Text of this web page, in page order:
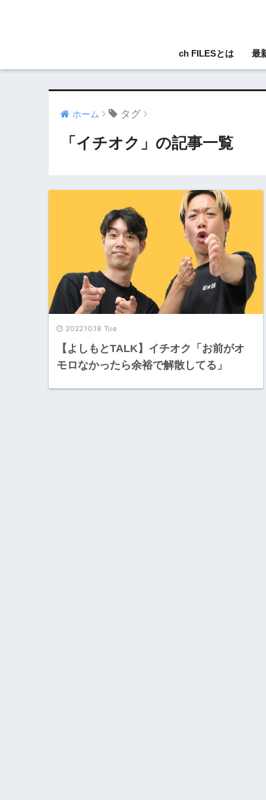
ch FILESとは 最
ホーム タグ
「イチオク」の記事一覧
2022.10.18 Tue
【よしもとTALK】イチオク「お前がオ
モロなかったら余裕で解散してる」